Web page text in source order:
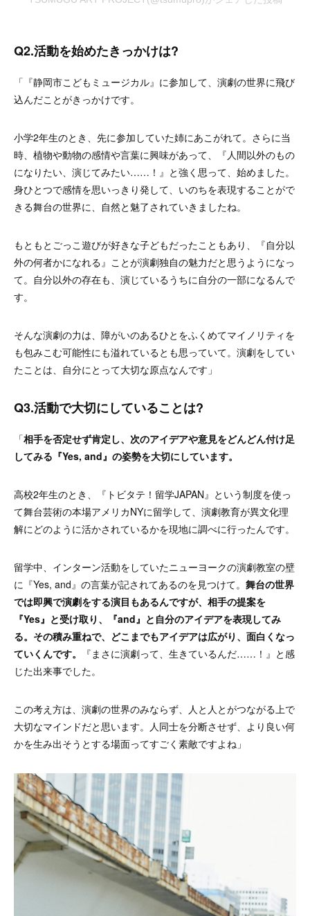
Q2.活動を始めたきっかけは?
「『静岡市こどもミュージカル』に参加して、演劇の世界に飛び
込んだことがきっかけです。
小学2年生のとき、先に参加していた姉にあこがれて。さらに当
時、植物や動物の感情や言葉に興味があって、『人間以外のもの
になりたい、演じてみたい……！』と強く思って、始めました。
身ひとつで感情を思いっきり発して、いのちを表現することがで
きる舞台の世界に、自然と魅了されていきましたね。
もともとごっこ遊びが好きな子どもだったこともあり、『自分以
外の何者かになれる』ことが演劇独自の魅力だと思うようになっ
て。自分以外の存在も、演じているうちに自分の一部になるんで
す。
そんな演劇の力は、障がいのあるひとをふくめてマイノリティを
も包みこむ可能性にも溢れているとも思っていて。演劇をしてい
たことは、自分にとって大切な原点なんです 」
Q3.活動で大切にしていることは?
「相手を否定せず肯定し、次のアイデアや意見をどんどん付け足
してみる『Yes, and』の姿勢を大切にしています。
高校2年生のとき、『トビタテ！留学JAPAN』という制度を使っ
て舞台芸術の本場アメリカNYに留学して、演劇教育が異文化理
解にどのように活かされているかを現地に調べに行ったんです。
留学中、インターン活動をしていたニューヨークの演劇教室の壁
に『Yes, and』の言葉が記されてあるのを見つけて。 舞台の世界
では即興で演劇をする演目もあるんですが、相手の提案を
『Yes』と受け取り、『and』と自分のアイデアを表現してみ
る。その積み重ねで、どこまでもアイデアは広がり、面白くなっ
ていくんです。
『まさに演劇って、生きているんだ……！』と感
じた出来事でした。
この考え方は、演劇の世界のみならず、人と人とがつながる上で
大切なマインドだと思います。人同士を分断させず、より良い何
かを生み出そうとする場面ってすごく素敵ですよね」